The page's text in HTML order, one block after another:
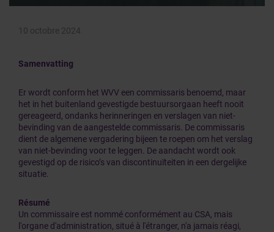
10 octobre 2024
Samenvatting
Er wordt conform het WVV een commissaris benoemd, maar
het in het buitenland gevestigde bestuursorgaan heeft nooit
gereageerd, ondanks herinneringen en verslagen van niet-
bevinding van de aangestelde commissaris. De commissaris
dient de algemene vergadering bijeen te roepen om het verslag
van niet-bevinding voor te leggen. De aandacht wordt ook
gevestigd op de risico’s van discontinuïteiten in een dergelijke
situatie.
Résumé
Un commissaire est nommé conformément au CSA, mais
l'organe d'administration, situé à l'étranger, n'a jamais réagi,